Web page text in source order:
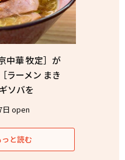
中華 牧定］が
ラーメン まき
ソバを
日 open
と読む